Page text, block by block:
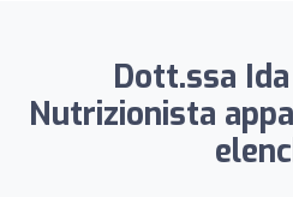
Dott.ssa
Nutrizionista